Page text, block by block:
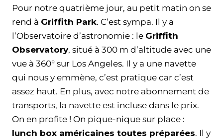
Pour notre quatrième jour, au petit matin on se
rend à Griffith Park. C’est sympa. Il y a
l’Observatoire d’astronomie : le Griffith
Observatory, situé à 300 m d’altitude avec une
vue à 360° sur Los Angeles. Il y a une navette
qui nous y emmène, c’est pratique car c’est
assez haut. En plus, avec notre abonnement de
transports, la navette est incluse dans le prix.
On en profite ! On pique-nique sur place :
lunch box américaines toutes préparées. Il y